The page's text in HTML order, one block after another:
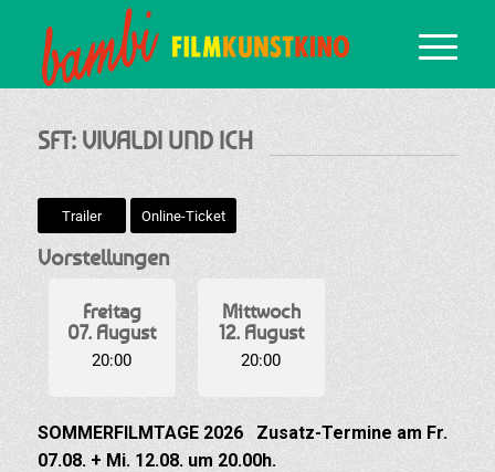
SFT: VIVALDI UND ICH
Trailer Online-Ticket
Vorstellungen
Freitag
07. August
20:00
Mittwoch
12. August
20:00
SOMMERFILMTAGE 2026 Zusatz-Termine am Fr.
07.08. + Mi. 12.08. um 20.00h.